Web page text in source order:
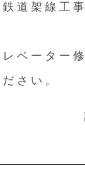
道架線工
ベーター
さい。